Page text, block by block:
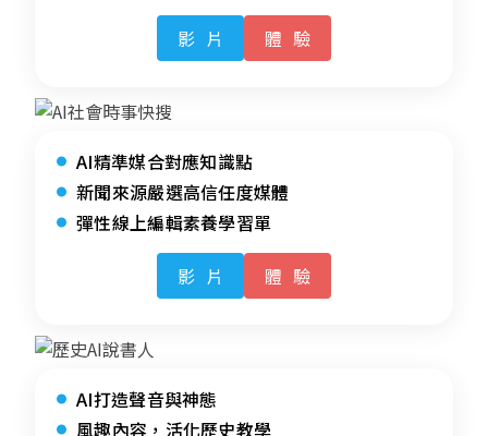
影片 體驗
AI精準媒合對應知識點
新聞來源嚴選高信任度媒體
彈性線上編輯素養學習單
影片 體驗
AI打造聲音與神態
風趣內容，活化歷史教學